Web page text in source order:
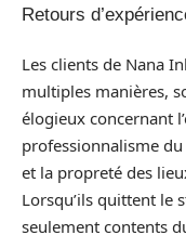
Retours
Les clients de Nana
multiples manières,
élogieux concernant
professionnalisme du
et la propreté des
Lorsqu’ils quittent le
seulement contents